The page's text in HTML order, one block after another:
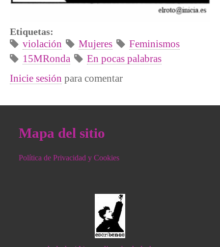
Etiquetas:
violación Mujeres
Feminismos
15MRonda
En pocas palabras
Inicie sesión para comentar
Mapa del sitio
Política de Privacidad y Cookies